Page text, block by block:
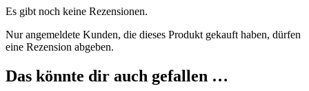
Es gibt noch keine Rezensionen.
Nur angemeldete Kunden, die dieses Produkt gekauft haben, dürfen
eine Rezension abgeben.
Das könnte dir auch gefallen …